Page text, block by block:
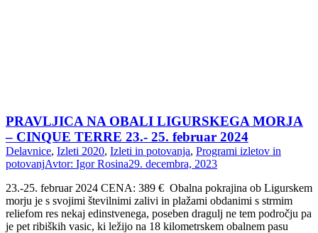
PRAVLJICA NA OBALI LIGURSKEGA MORJA
– CINQUE TERRE 23.- 25. februar 2024
Delavnice, Izleti 2020, Izleti in potovanja, Programi izletov in
potovanjAvtor: Igor Rosina29. decembra, 2023
23.-25. februar 2024 CENA: 389 € Obalna pokrajina ob Ligurskem
morju je s svojimi številnimi zalivi in plažami obdanimi s strmim
reliefom res nekaj edinstvenega, poseben dragulj ne tem področju pa
je pet ribiških vasic, ki ležijo na 18 kilometrskem obalnem pasu